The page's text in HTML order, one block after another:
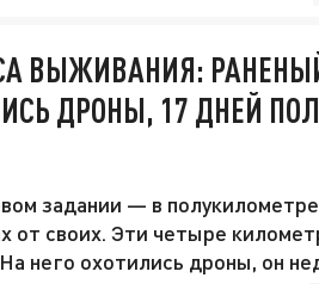
ВЫЖИВАНИЯ:
ДРОНЫ, 17 ДНЕЙ
задании — в
от своих. Эти четыре
него охотились дроны, он